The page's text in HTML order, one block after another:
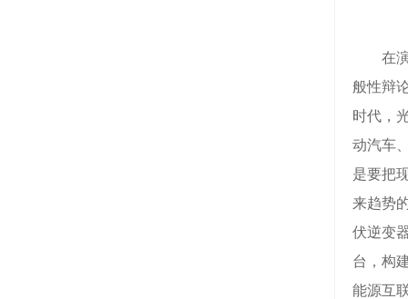
在演
般性辩
时代，
动汽车
是要把
来趋势
伏逆变
台，构
能源互